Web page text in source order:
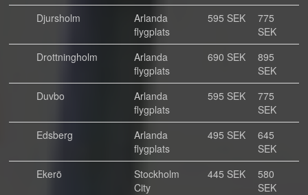
Djursholm
Arlanda
flygplats
595 SEK
775
SEK
Drottningholm
Arlanda
flygplats
690 SEK
895
SEK
Duvbo
Arlanda
flygplats
595 SEK
775
SEK
Edsberg
Arlanda
flygplats
495 SEK
645
SEK
Ekerö
Stockholm
City
445 SEK
580
SEK